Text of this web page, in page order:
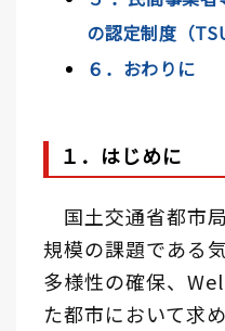
の認定制度（
６．おわりに
１．はじめに
国土交通省都市
規模の課題である
多様性の確保、
た都市において求